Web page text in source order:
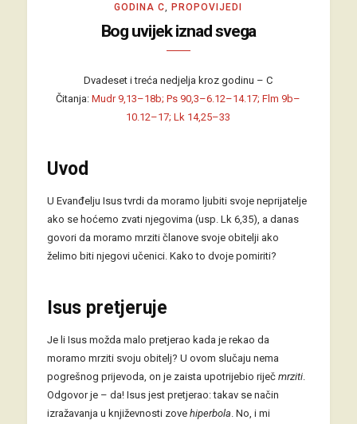
GODINA C ,PROPOVIJEDI
Bog uvijek iznad svega
Dvadeset i treća nedjelja kroz godinu – C
Čitanja:Mudr 9,13–18b; Ps 90,3–6.12–14.17; Flm 9b–
10.12–17; Lk 14,25–33
Uvod
U Evanđelju Isus tvrdi da moramo ljubiti svoje neprijatelje
ako se hoćemo zvati njegovima (usp. Lk 6,35), a danas
govori da moramo mrziti članove svoje obitelji ako
želimo biti njegovi učenici. Kako to dvoje pomiriti?
Isus pretjeruje
Je li Isus možda malo pretjerao kada je rekao da
moramo mrziti svoju obitelj? U ovom slučaju nema
pogrešnog prijevoda, on je zaista upotrijebio riječ mrziti.
Odgovor je – da! Isus jest pretjerao: takav se način
izražavanja u književnosti zove hiperbola . No, i mi